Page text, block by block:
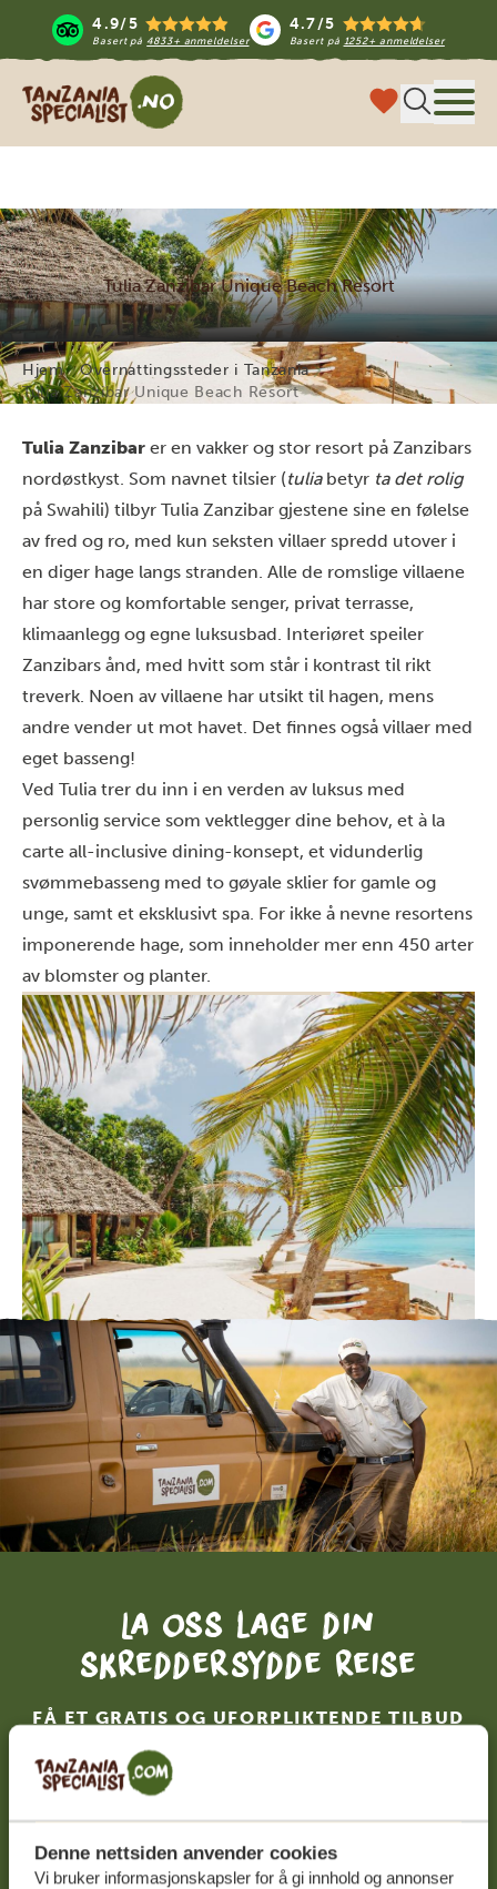
Denne nettsiden anvender cookies
Vi bruker informasjonskapsler for å gi innhold og annonser
4.9/5
Basert på 4833+ anmeldelser
4.7/5
Basert på 1252+ anmeldelser
Tanzania Specialist
Tulia Zanzibar Unique Beach Resort
Hjem
Overnattingssteder i Tanzania
Tulia Zanzibar Unique Beach Resort
Tulia Zanzibar er en vakker og stor resort på Zanzibars
nordøstkyst. Som navnet tilsier (tulia betyr ta det rolig
på Swahili) tilbyr Tulia Zanzibar gjestene sine en følelse
av fred og ro, med kun seksten villaer spredd utover i
en diger hage langs stranden. Alle de romslige villaene
har store og komfortable senger, privat terrasse,
klimaanlegg og egne luksusbad. Interiøret speiler
Zanzibars ånd, med hvitt som står i kontrast til rikt
treverk. Noen av villaene har utsikt til hagen, mens
andre vender ut mot havet. Det finnes også villaer med
eget basseng!
Ved Tulia trer du inn i en verden av luksus med
personlig service som vektlegger dine behov, et à la
carte all-inclusive dining-konsept, et vidunderlig
svømmebasseng med to gøyale sklier for gamle og
unge, samt et eksklusivt spa. For ikke å nevne resortens
imponerende hage, som inneholder mer enn 450 arter
av blomster og planter.
La oss lage din
skreddersydde reise
FÅ ET GRATIS OG UFORPLIKTENDE TILBUD
BEGYNN Å PLANLEGGE DRØMMEREISEN
DIN